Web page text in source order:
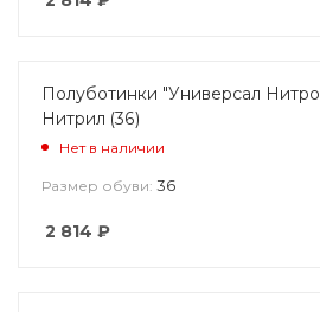
Полуботинки "Универсал
Нитрил (36)
Нет в наличии
Размер обуви: 36
2 814 ₽